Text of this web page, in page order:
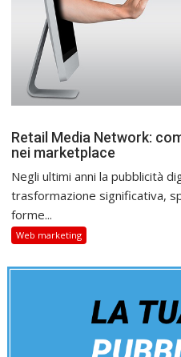
Retail Media Network:
nei marketplace
Negli ultimi anni la pubblicità
trasformazione significativa,
forme...
Web marketing